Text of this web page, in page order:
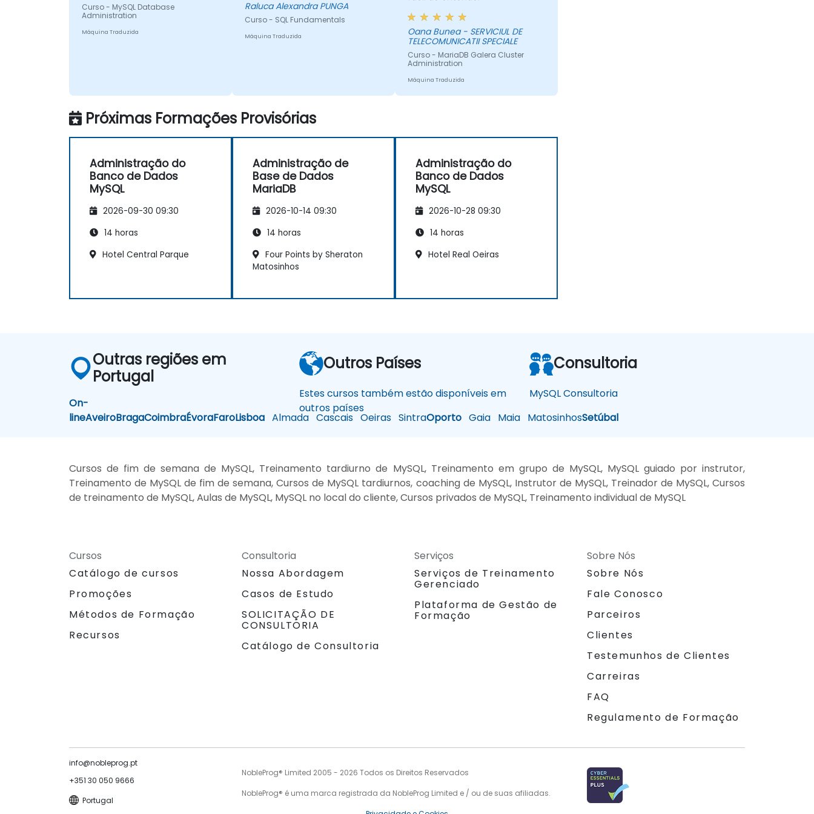
Curso - MySQL Database
Administration
Máquina Traduzida
Raluca Alexandra PUNGA
Curso - SQL Fundamentals
Máquina Traduzida
Oana Bunea - SERVICIUL DE
TELECOMUNICATII SPECIALE
Curso - MariaDB Galera Cluster
Administration
Máquina Traduzida
Próximas Formações Provisórias
Administração do
Banco de Dados
MySQL
2026-09-30 09:30
14 horas
Hotel Central Parque
Administração de
Base de Dados
MariaDB
2026-10-14 09:30
14 horas
Four Points by Sheraton
Matosinhos
Administração do
Banco de Dados
MySQL
2026-10-28 09:30
14 horas
Hotel Real Oeiras
Outras regiões em
Portugal
On-
lineAveiroBragaCoimbraÉvoraFaroLisboa Almada Cascais Oeiras SintraOporto Gaia Maia MatosinhosSetúbal
Outros Países
Estes cursos também estão disponíveis em
outros países
Consultoria
MySQL Consultoria
Cursos de fim de semana de MySQL, Treinamento tardiurno de MySQL, Treinamento em grupo de MySQL, MySQL guiado por instrutor,
Treinamento de MySQL de fim de semana, Cursos de MySQL tardiurnos, coaching de MySQL, Instrutor de MySQL, Treinador de MySQL, Cursos
de treinamento de MySQL, Aulas de MySQL, MySQL no local do cliente, Cursos privados de MySQL, Treinamento individual de MySQL
Cursos
Catálogo de cursos
Promoções
Métodos de Formação
Recursos
Consultoria
Nossa Abordagem
Casos de Estudo
SOLICITAÇÃO DE
CONSULTORIA
Catálogo de Consultoria
Serviços
Serviços de Treinamento
Gerenciado
Plataforma de Gestão de
Formação
Sobre Nós
Sobre Nós
Fale Conosco
Parceiros
Clientes
Testemunhos de Clientes
Carreiras
FAQ
Regulamento de Formação
info@nobleprog.pt
+351 30 050 9666
Portugal
NobleProg® Limited 2005 - 2026 Todos os Direitos Reservados
NobleProg® é uma marca registrada da NobleProg Limited e / ou de suas afiliadas.